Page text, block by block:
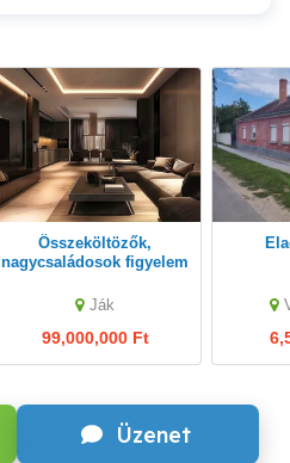
Üzenet
Összeköltözők,
nagycsaládosok figyelem
Ják
99,000,000 Ft